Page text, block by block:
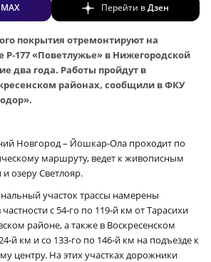
MAX Перейти вДзен
покрытия отремонтируют на
Р‑177 «Поветлужье» в Нижегородской
два года. Работы пройдут в
районах, сообщили в ФКУ
Новгород – Йошкар-Ола проходит по
маршруту, ведет к живописным
озеру Светлояр.
участок трассы намерены
с 54-го по 119‑й км от Тарасихи
районе, а также в Воскресенском
км и со 133-го по 146‑й км на подъезде к
центру. На этих участках дорожники